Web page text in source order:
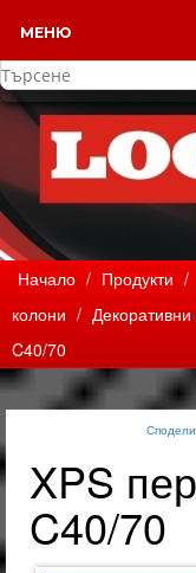
МЕНЮ
Начало / Продукти /
колони /
C40/70
XPS
C40/70